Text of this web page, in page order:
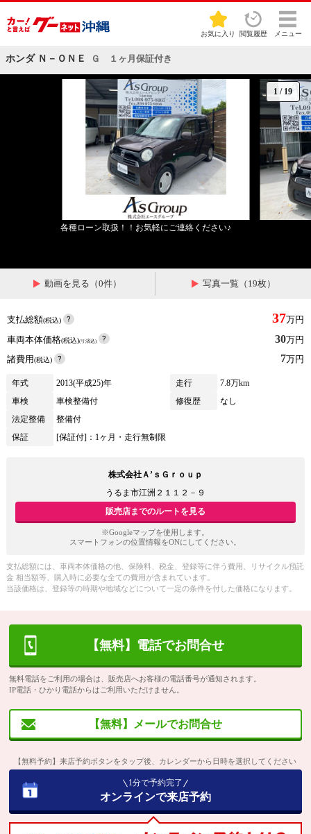
お気に入り 閲覧履歴 メニュー
ホンダ Ｎ－ＯＮＥ Ｇ １ヶ月保証付き
1 / 19
各種ローン取扱！！お気軽にご連絡ください♪
動画を見る（0件） 写真一覧（19枚）
支払総額(税込) 37万円
車両本体価格(税込)(リ済込) 30万円
諸費用(税込) 7万円
年式 2013(平成25)年 走行
7.8万km
車検
車検整備付 修復歴
なし
法定整備
整備付
保証
[保証付]：1ヶ月・走行無制限
株式会社Ａ’ｓＧｒｏｕｐ
うるま市江洲２１１２－９
販売店までのルートを見る
※Googleマップを使用します。
スマートフォンの位置情報をONにしてください。
支払総額には、車両本体価格の他、保険料、税金、登録等に伴う費用、リサイクル預託
金 相当額等、購入時に必要な全ての費用が含まれています。
当該価格は、登録等の時期や地域などについて一定の条件を付した価格になります。
【無料】電話でお問合せ
無料電話をご利用の場合は、販売店へお客様の電話番号が通知されます。
IP電話・ひかり電話からはご利用いただけません。
【無料】メールでお問合せ
【無料予約】来店予約ボタンをタップ後、カレンダーから日時を選択してください
1分で予約完了
オンラインで来店予約